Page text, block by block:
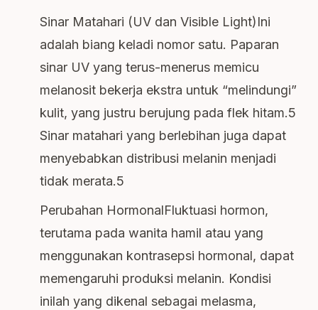
Sinar Matahari (UV dan Visible Light)Ini
adalah biang keladi nomor satu. Paparan
sinar UV yang terus-menerus memicu
melanosit bekerja ekstra untuk “melindungi”
kulit, yang justru berujung pada flek hitam.5
Sinar matahari yang berlebihan juga dapat
menyebabkan distribusi melanin menjadi
tidak merata.5
Perubahan HormonalFluktuasi hormon,
terutama pada wanita hamil atau yang
menggunakan kontrasepsi hormonal, dapat
memengaruhi produksi melanin. Kondisi
inilah yang dikenal sebagai melasma,